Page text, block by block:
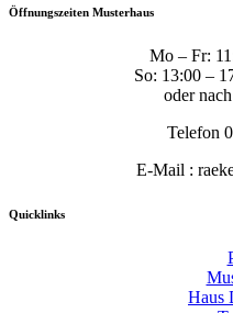
Öffnungszeiten Musterhaus
Mo – Fr:
So: 13:00 –
oder
Telefon
E-Mail :
Quicklinks
Haus